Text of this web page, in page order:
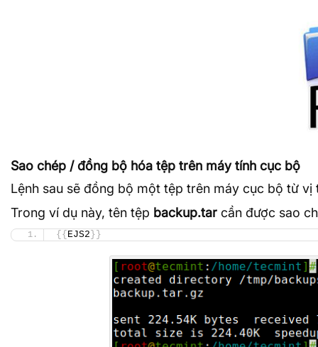
Sao chép / đồng bộ hóa tệp trên máy tính cục bộ
Lệnh sau sẽ đồng bộ một tệp trên máy cục bộ từ vị
Trong ví dụ này, tên tệp backup.tar cần được sao
{{ EJS2 }}